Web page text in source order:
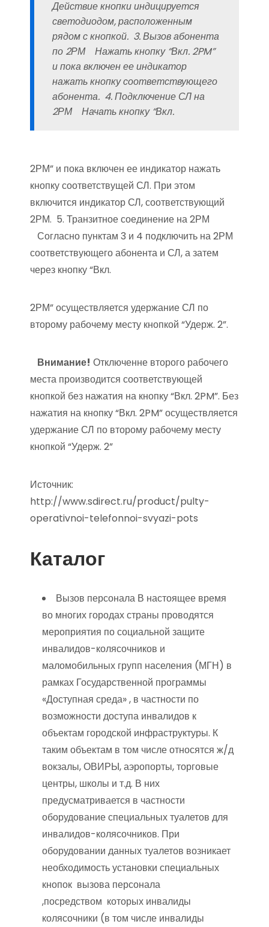
Действие кнопки индицируется
светодиодом, расположенным
рядом с кнопкой. 3. Вызов абонента
по 2РМ Нажать кнопку “Вкл. 2PM”
и пока включен ее индикатор
нажать кнопку соответствующего
абонента. 4. Подключение СЛ на
2РМ Начать кнопку “Вкл.
2РМ” и пока включен ее индикатор нажать
кнопку соответствущей СЛ. При этом
включится индикатор СЛ, соответствующий
2РМ. 5. Транзитное соединение на 2РМ
Согласно пунктам 3 и 4 подключить на 2РМ
соответствующего абонента и СЛ, а затем
через кнопку “Вкл.
2РМ” осуществляется удержание СЛ по
второму рабочему месту кнопкой “Удерж. 2”.
Внимание! Отключенне второго рабочего
места производится соответствующей
кнопкой без нажатия на кнопку “Вкл. 2PM”. Без
нажатия на кнопку “Вкл. 2PM” осуществляется
удержание СЛ по второму рабочему месту
кнопкой “Удерж. 2”
Источник:
http://www.sdirect.ru/product/pulty-
operativnoi-telefonnoi-svyazi-pots
Каталог
Вызов персонала В настоящее время
во многих городах страны проводятся
мероприятия по социальной защите
инвалидов-колясочников и
маломобильных групп населения (МГН) в
рамках Государственной программы
«Доступная среда» , в частности по
возможности доступа инвалидов к
объектам городской инфраструктуры. К
таким объектам в том числе относятся ж/д
вокзалы, ОВИРЫ, аэропорты, торговые
центры, школы и т.д. В них
предусматривается в частности
оборудование специальных туалетов для
инвалидов-колясочников. При
оборудовании данных туалетов возникает
необходимость установки специальных
кнопок вызова персонала
,посредством которых инвалиды
колясочники (в том числе инвалиды